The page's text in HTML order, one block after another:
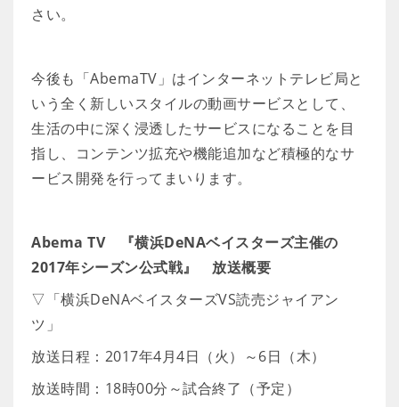
さい。
今後も「AbemaTV」はインターネットテレビ局と
いう全く新しいスタイルの動画サービスとして、
生活の中に深く浸透したサービスになることを目
指し、コンテンツ拡充や機能追加など積極的なサ
ービス開発を行ってまいります。
Abema TV 『横浜DeNAベイスターズ主催の
2017年シーズン公式戦』 放送概要
▽「横浜DeNAベイスターズVS読売ジャイアン
ツ」
放送日程：2017年4月4日（火）～6日（木）
放送時間：18時00分～試合終了（予定）